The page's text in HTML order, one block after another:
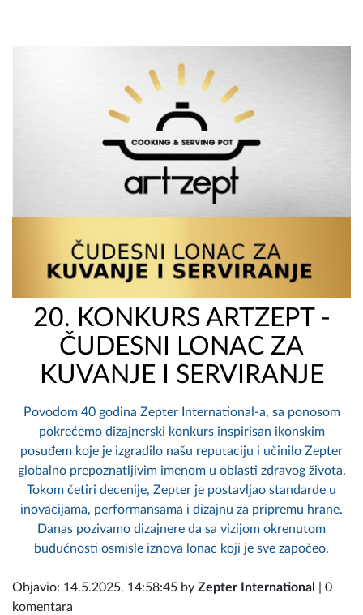
20. KONKURS ARTZEPT -
ČUDESNI LONAC ZA
KUVANJE I SERVIRANJE
Povodom 40 godina Zepter International-a, sa ponosom
pokrećemo dizajnerski konkurs inspirisan ikonskim
posuđem koje je izgradilo našu reputaciju i učinilo Zepter
globalno prepoznatljivim imenom u oblasti zdravog života.
Tokom četiri decenije, Zepter je postavljao standarde u
inovacijama, performansama i dizajnu za pripremu hrane.
Danas pozivamo dizajnere da sa vizijom okrenutom
budućnosti osmisle iznova lonac koji je sve započeo.
Objavio: 14.5.2025. 14:58:45 by Zepter International
| 0
komentara